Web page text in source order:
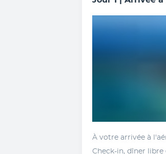
À votre arrivée à
Check-in, dîner